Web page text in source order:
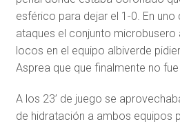
esférico para dejar el 1-0. En uno
ataques el conjunto microbusero
locos en el equipo albiverde
Asprea que que finalmente no
A los 23’ de juego se
de hidratación a ambos equipos